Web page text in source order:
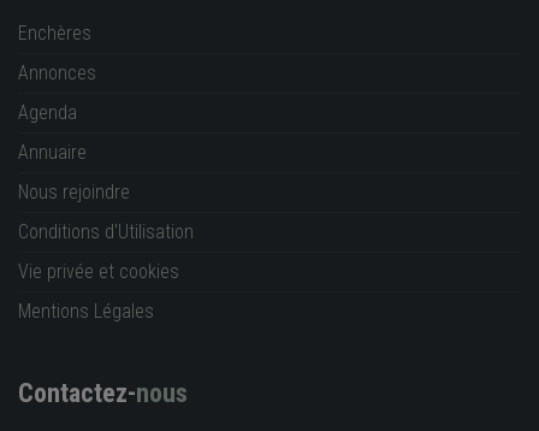
Enchères
Annonces
Agenda
Annuaire
Nous rejoindre
Conditions d'Utilisation
Vie privée et cookies
Mentions Légales
Contactez-nous